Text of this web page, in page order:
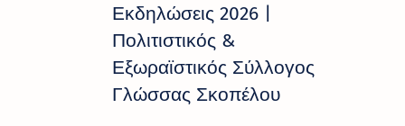
Εκδηλώσεις 2026 |
Πολιτιστικός &
Εξωραϊστικός Σύλλογος
Γλώσσας Σκοπέλου